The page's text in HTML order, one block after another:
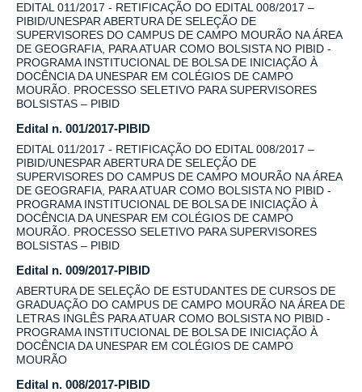
EDITAL 011/2017 - RETIFICAÇÃO DO EDITAL 008/2017 –
PIBID/UNESPAR ABERTURA DE SELEÇÃO DE
SUPERVISORES DO CAMPUS DE CAMPO MOURÃO NA ÁREA
DE GEOGRAFIA, PARA ATUAR COMO BOLSISTA NO PIBID -
PROGRAMA INSTITUCIONAL DE BOLSA DE INICIAÇÃO À
DOCÊNCIA DA UNESPAR EM COLÉGIOS DE CAMPO
MOURÃO. PROCESSO SELETIVO PARA SUPERVISORES
BOLSISTAS – PIBID
Edital n. 001/2017-PIBID
EDITAL 011/2017 - RETIFICAÇÃO DO EDITAL 008/2017 –
PIBID/UNESPAR ABERTURA DE SELEÇÃO DE
SUPERVISORES DO CAMPUS DE CAMPO MOURÃO NA ÁREA
DE GEOGRAFIA, PARA ATUAR COMO BOLSISTA NO PIBID -
PROGRAMA INSTITUCIONAL DE BOLSA DE INICIAÇÃO À
DOCÊNCIA DA UNESPAR EM COLÉGIOS DE CAMPO
MOURÃO. PROCESSO SELETIVO PARA SUPERVISORES
BOLSISTAS – PIBID
Edital n. 009/2017-PIBID
ABERTURA DE SELEÇÃO DE ESTUDANTES DE CURSOS DE
GRADUAÇÃO DO CAMPUS DE CAMPO MOURÃO NA ÁREA DE
LETRAS INGLÊS PARA ATUAR COMO BOLSISTA NO PIBID -
PROGRAMA INSTITUCIONAL DE BOLSA DE INICIAÇÃO À
DOCÊNCIA DA UNESPAR EM COLÉGIOS DE CAMPO
MOURÃO
Edital n. 008/2017-PIBID